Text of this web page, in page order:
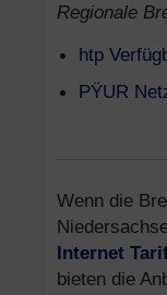
Regionale
htp
PŸUR
Wenn die
Internet
bieten die